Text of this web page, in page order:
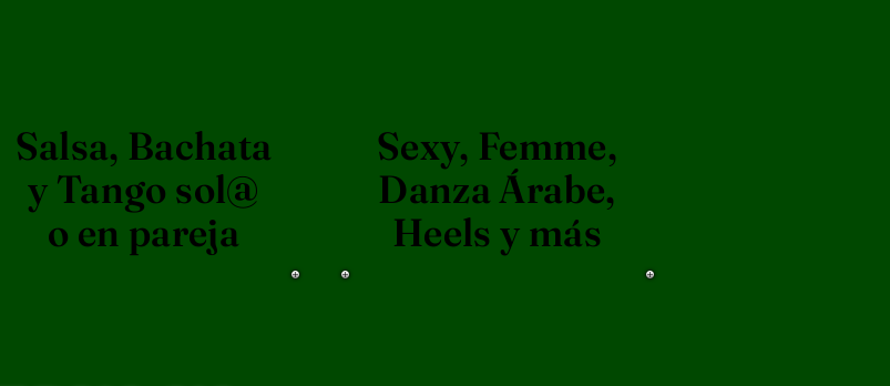
Salsa, Bachata
y Tango sol@
o en pareja
Sexy, Femme,
Danza Árabe,
Heels y más